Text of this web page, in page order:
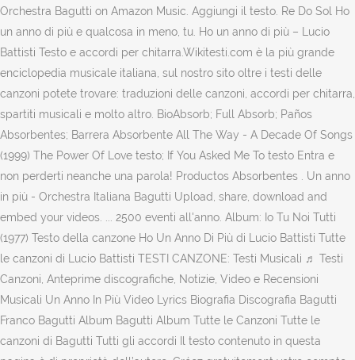
Orchestra Bagutti on Amazon Music. Aggiungi il testo. Re Do Sol Ho
un anno di più e qualcosa in meno, tu. Ho un anno di più – Lucio
Battisti Testo e accordi per chitarra.Wikitesti.com è la più grande
enciclopedia musicale italiana, sul nostro sito oltre i testi delle
canzoni potete trovare: traduzioni delle canzoni, accordi per chitarra,
spartiti musicali e molto altro. BioAbsorb; Full Absorb; Paños
Absorbentes; Barrera Absorbente All The Way - A Decade Of Songs
(1999) The Power Of Love testo; If You Asked Me To testo Entra e
non perderti neanche una parola! Productos Absorbentes . Un anno
in più - Orchestra Italiana Bagutti Upload, share, download and
embed your videos. ... 2500 eventi all'anno. Album: Io Tu Noi Tutti
(1977) Testo della canzone Ho Un Anno Di Più di Lucio Battisti Tutte
le canzoni di Lucio Battisti TESTI CANZONE: Testi Musicali ♬ Testi
Canzoni, Anteprime discografiche, Notizie, Video e Recensioni
Musicali Un Anno In Più Video Lyrics Biografia Discografia Bagutti
Franco Bagutti Album Bagutti Album Tutte le Canzoni Tutte le
canzoni di Bagutti Tutti gli accordi Il testo contenuto in questa